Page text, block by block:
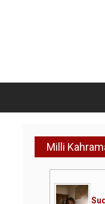
Milli